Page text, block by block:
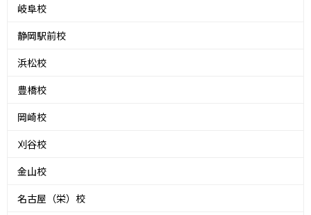
岐阜校
静岡駅前校
浜松校
豊橋校
岡崎校
刈谷校
金山校
名古屋（栄）校